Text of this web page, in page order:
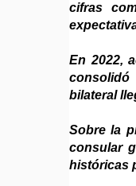
cifras
En 2022,
consolidó
bilateral
Sobre la
consular
históricas